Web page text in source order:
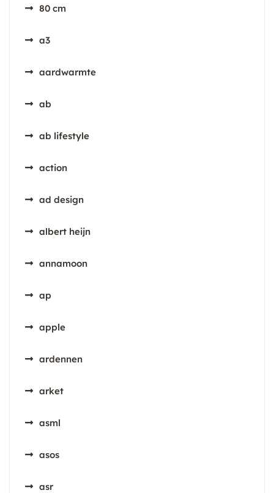
80 cm
a3
aardwarmte
ab
ab lifestyle
action
ad design
albert heijn
annamoon
ap
apple
ardennen
arket
asml
asos
asr